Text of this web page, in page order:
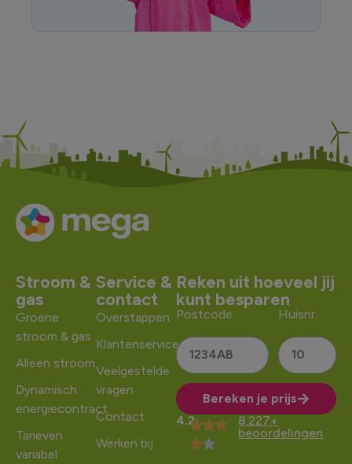
Stroom &
gas
Groene
stroom & gas
Alleen stroom
Dynamisch
energiecontract
Tarieven
variabel
Service &
contact
Overstappen
Klantenservice
Veelgestelde
vragen
Contact
Werken bij
Reken uit hoeveel jij
kunt besparen
Postcode Huisnr.
Bereken je prijs
Alternative:
4.2
8.227+
beoordelingen